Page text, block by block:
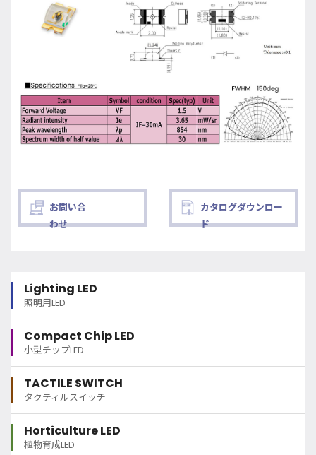
お問い合
わせ
カタログダウンロー
ド
Lighting LED
照明用LED
Compact Chip LED
小型チップLED
TACTILE SWITCH
タクティルスイッチ
Horticulture LED
植物育成LED